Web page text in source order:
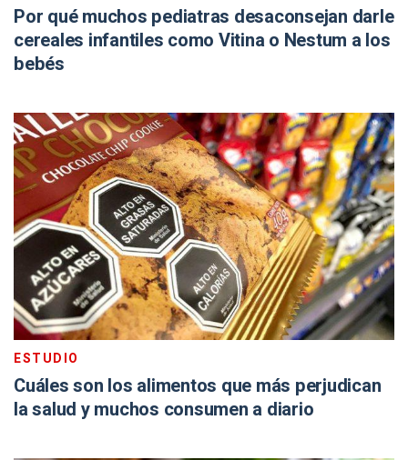
Por qué muchos pediatras desaconsejan darle
cereales infantiles como Vitina o Nestum a los
bebés
ESTUDIO
Cuáles son los alimentos que más perjudican
la salud y muchos consumen a diario